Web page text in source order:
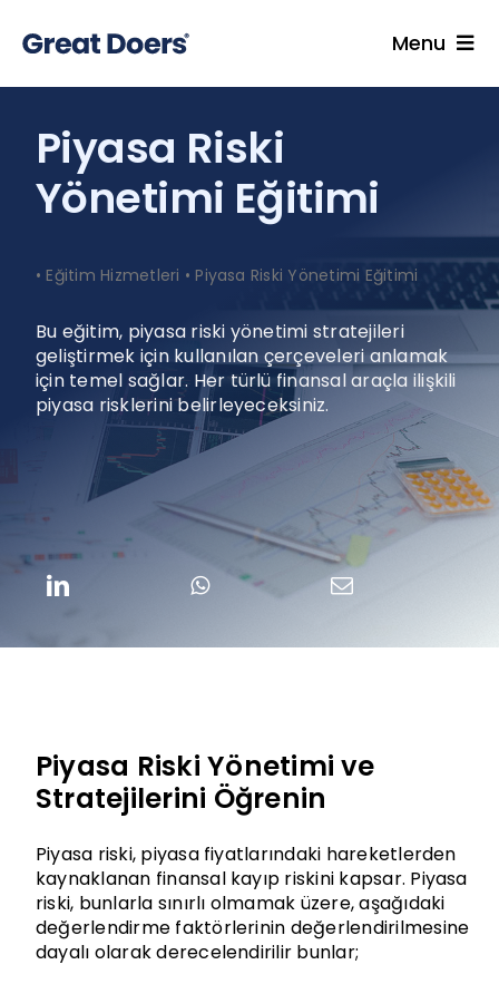
content
Menu
Hizmetler
Uzmanlarımız
Endüstriler
Kariyer
Hakkımızda
Blog
İletişim
Piyasa Riski
Yönetimi Eğitimi
• Eğitim Hizmetleri • Piyasa Riski Yönetimi Eğitimi
Bu eğitim, piyasa riski yönetimi stratejileri
geliştirmek için kullanılan çerçeveleri anlamak
için temel sağlar. Her türlü finansal araçla ilişkili
piyasa risklerini belirleyeceksiniz.
Piyasa Riski Yönetimi ve
Stratejilerini Öğrenin
Piyasa riski, piyasa fiyatlarındaki hareketlerden
kaynaklanan finansal kayıp riskini kapsar. Piyasa
riski, bunlarla sınırlı olmamak üzere, aşağıdaki
değerlendirme faktörlerinin değerlendirilmesine
dayalı olarak derecelendirilir bunlar;